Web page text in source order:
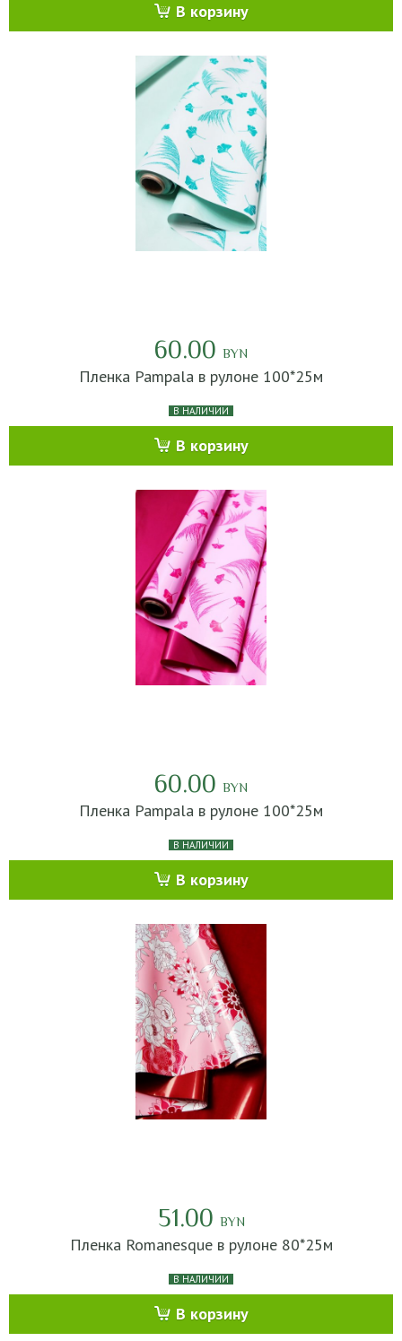
В корзину
60.00 BYN
Пленка Pampala в рулоне 100*25м
В НАЛИЧИИ
В корзину
60.00 BYN
Пленка Pampala в рулоне 100*25м
В НАЛИЧИИ
В корзину
51.00 BYN
Пленка Romanesque в рулоне 80*25м
В НАЛИЧИИ
В корзину